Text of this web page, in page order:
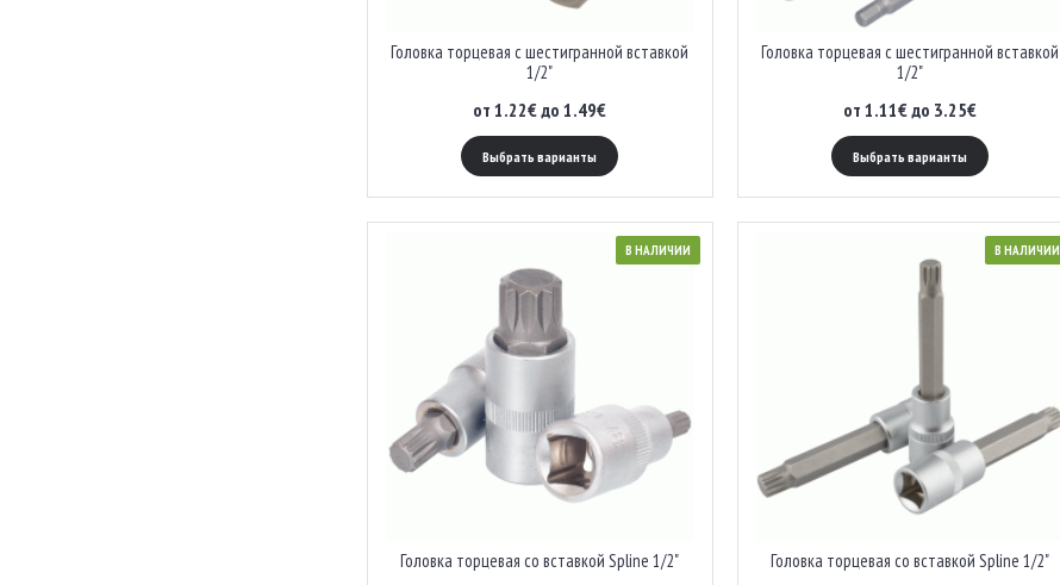
Головка торцевая с шестигранной вставкой
1/2"
от 1.22€ до 1.49€
Выбрать варианты
Головка торцевая с шестигранной вставкой
1/2"
от 1.11€ до 3.25€
Выбрать варианты
В НАЛИЧИИ
Головка торцевая со вставкой Spline 1/2"
В НАЛИЧИИ
Головка торцевая со вставкой Spline 1/2"